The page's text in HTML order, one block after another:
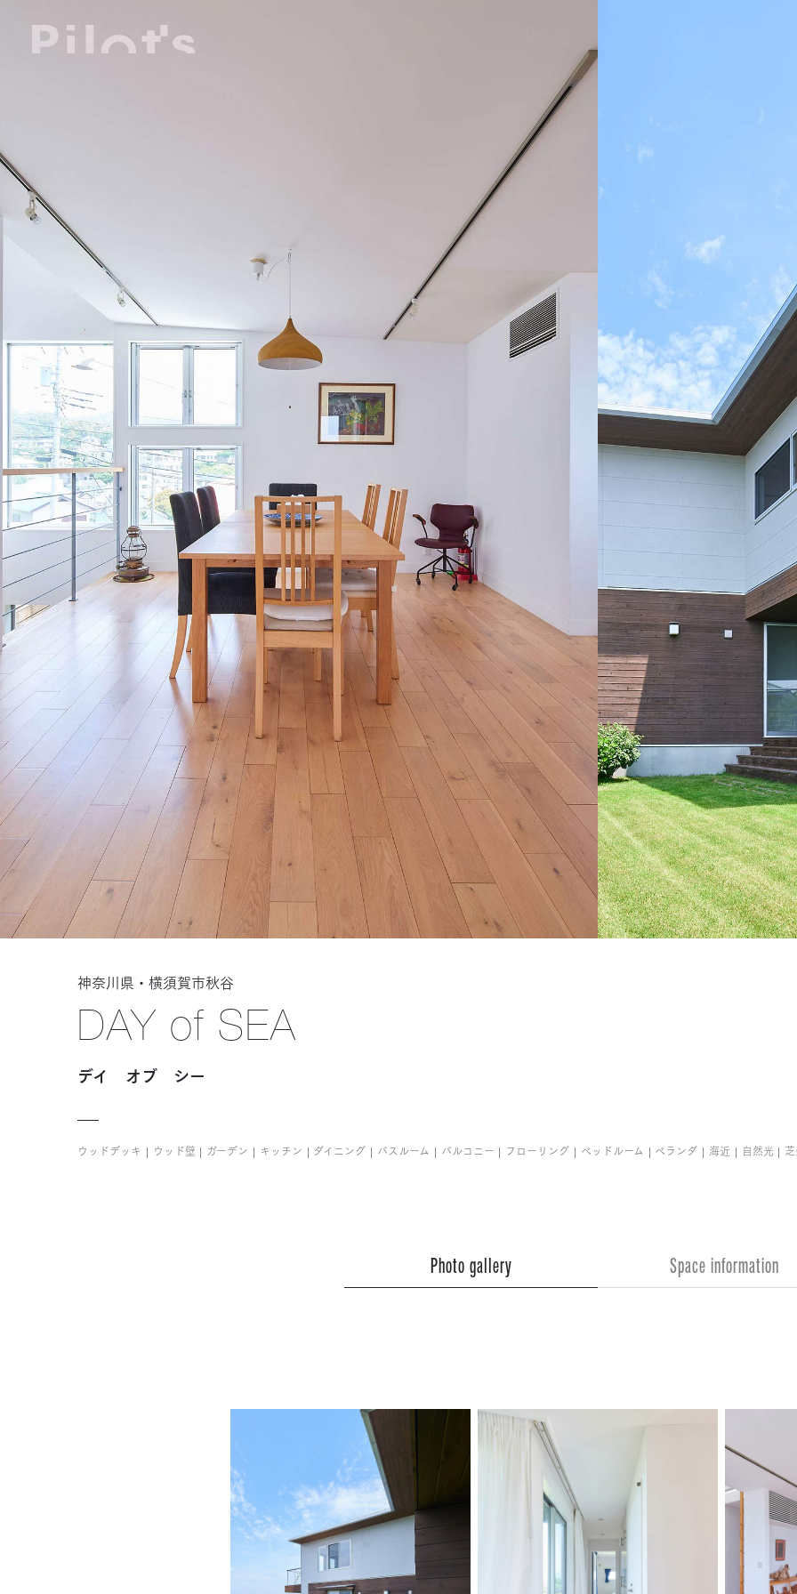
神奈川県・横須賀市秋谷
DAY of SEA
デイ オブ シー
ウッドデッキ ウッド壁 ガーデン キッチン ダイニング バスルーム バルコニー フローリング ベッドルーム ベランダ 海近 自然光
Photo gallery Space information